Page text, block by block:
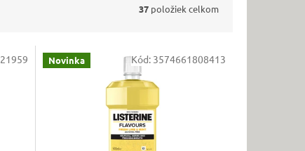
37 položiek celkom
Novinka Kód: 3574661808413